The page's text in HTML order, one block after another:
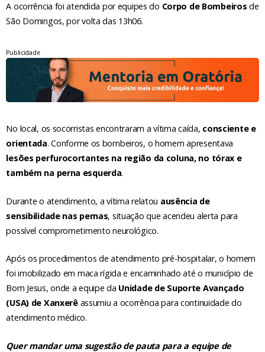
A ocorrência foi atendida por equipes do Corpo de Bombeiros de
São Domingos, por volta das 13h06.
Publicidade
No local, os socorristas encontraram a vítima caída, consciente e
orientada. Conforme os bombeiros, o homem apresentava
lesões perfurocortantes na região da coluna, no tórax e
também na perna esquerda.
Durante o atendimento, a vítima relatou ausência de
sensibilidade nas pernas, situação que acendeu alerta para
possível comprometimento neurológico.
Após os procedimentos de atendimento pré-hospitalar, o homem
foi imobilizado em maca rígida e encaminhado até o município de
Bom Jesus, onde a equipe da Unidade de Suporte Avançado
(USA) de Xanxerêassumiu a ocorrência para continuidade do
atendimento médico.
Quer mandar uma sugestão de pauta para a equipe de